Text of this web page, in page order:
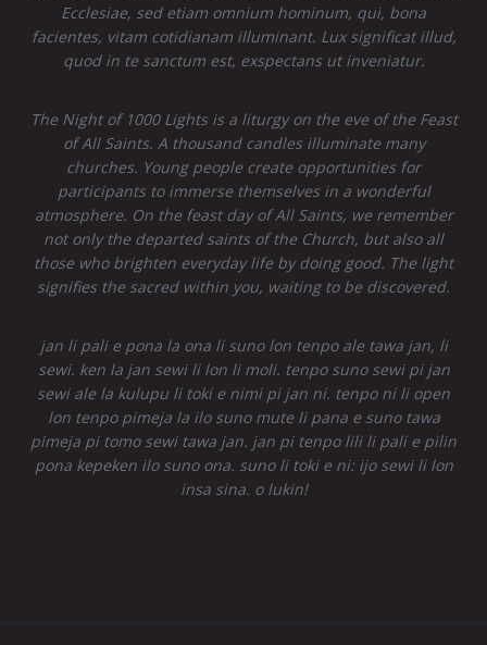
Ecclesiae, sed etiam omnium hominum, qui, bona
facientes, vitam cotidianam illuminant. Lux significat illud,
quod in te sanctum est, exspectans ut inveniatur.
The Night of 1000 Lights is a liturgy on the eve of the Feast
of All Saints. A thousand candles illuminate many
churches. Young people create opportunities for
participants to immerse themselves in a wonderful
atmosphere. On the feast day of All Saints, we remember
not only the departed saints of the Church, but also all
those who brighten everyday life by doing good. The light
signifies the sacred within you, waiting to be discovered.
jan li pali e pona la ona li suno lon tenpo ale tawa jan, li
sewi. ken la jan sewi li lon li moli. tenpo suno sewi pi jan
sewi ale la kulupu li toki e nimi pi jan ni. tenpo ni li open
lon tenpo pimeja la ilo suno mute li pana e suno tawa
pimeja pi tomo sewi tawa jan. jan pi tenpo lili li pali e pilin
pona kepeken ilo suno ona. suno li toki e ni: ijo sewi li lon
insa sina. o lukin!